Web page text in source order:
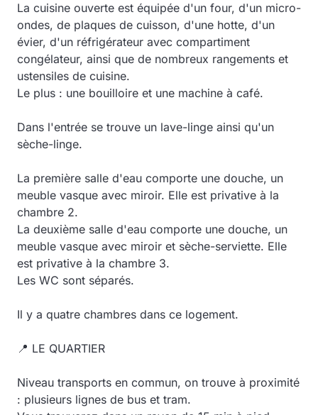
La cuisine ouverte est équipée d'un four, d'un micro-
ondes, de plaques de cuisson, d'une hotte, d'un
évier, d'un réfrigérateur avec compartiment
congélateur, ainsi que de nombreux rangements et
ustensiles de cuisine.
Le plus : une bouilloire et une machine à café.
Dans l'entrée se trouve un lave-linge ainsi qu'un
sèche-linge.
La première salle d'eau comporte une douche, un
meuble vasque avec miroir. Elle est privative à la
chambre 2.
La deuxième salle d'eau comporte une douche, un
meuble vasque avec miroir et sèche-serviette. Elle
est privative à la chambre 3.
Les WC sont séparés.
Il y a quatre chambres dans ce logement.
📍 LE QUARTIER
Niveau transports en commun, on trouve à proximité
: plusieurs lignes de bus et tram.